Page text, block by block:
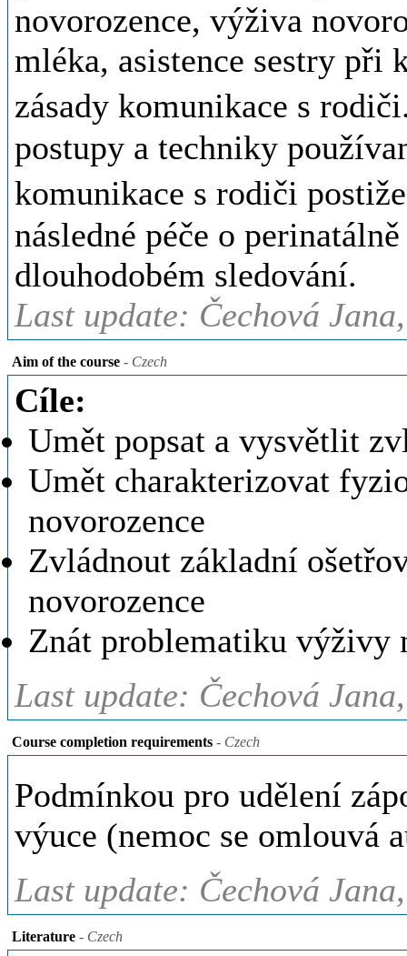
novorozence, výživa
mléka, asistence sestry při
zásady komunikace s
postupy a techniky
komunikace s rodiči
následné péče o
dlouhodobém sledování.
Last update: Čechová
Aim of the course - Czech
Cíle:
Umět popsat a vysvětlit
Umět charakterizovat
novorozence
Zvládnout základní
novorozence
Znát problematiku výživy
Last update: Čechová
Course completion requirements - Czech
Podmínkou pro udělení
výuce (nemoc se omlouvá
Last update: Čechová
Literature - Czech